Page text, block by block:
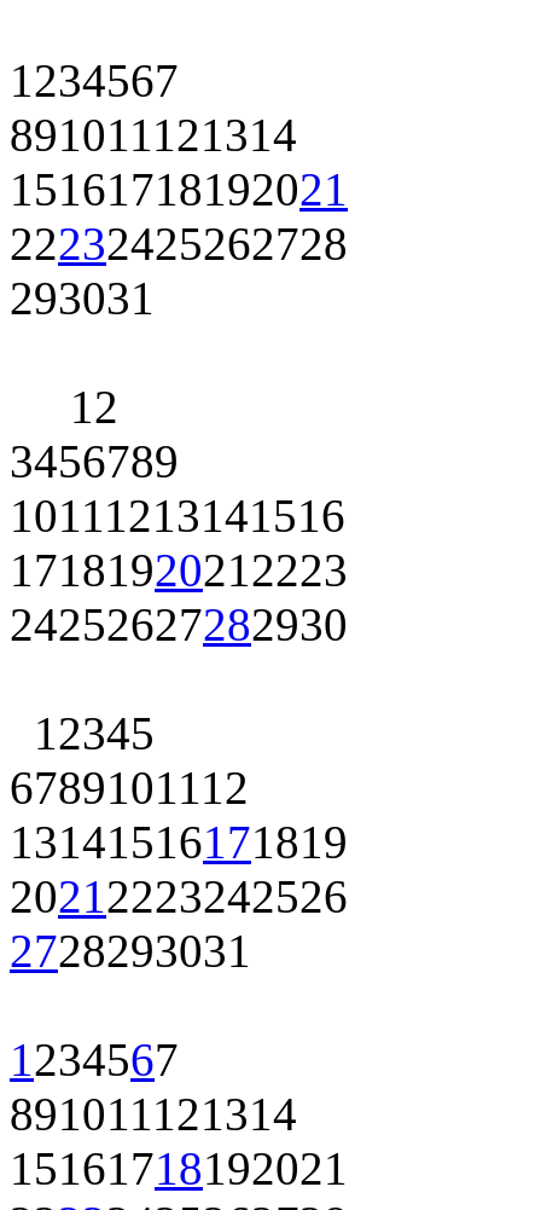
1234567
891011121314
15161718192021
22232425262728
293031
12
3456789
10111213141516
17181920212223
24252627282930
12345
6789101112
13141516171819
20212223242526
2728293031
1234567
891011121314
15161718192021